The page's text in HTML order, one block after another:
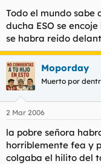
Todo el mundo sabe
ducha ESO se
se habra reido
Moporday
Muerto por
2 Mar 2006
la pobre señora
horriblemente fea y
colgaba el hilito del